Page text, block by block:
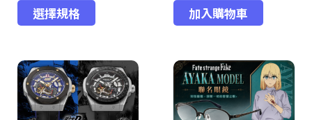
NT$5,837
到
NT$6,080
選擇規格
產
有
多
種
款
NT$4,973
到
NT$5,180
加入購物車